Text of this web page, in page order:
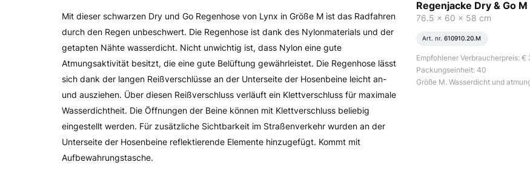
Mit dieser schwarzen Dry und Go Regenhose von Lynx in Größe M ist das Radfahren
durch den Regen unbeschwert. Die Regenhose ist dank des Nylonmaterials und der
getapten Nähte wasserdicht. Nicht unwichtig ist, dass Nylon eine gute
Atmungsaktivität besitzt, die eine gute Belüftung gewährleistet. Die Regenhose lässt
sich dank der langen Reißverschlüsse an der Unterseite der Hosenbeine leicht an-
und ausziehen. Über diesen Reißverschluss verläuft ein Klettverschluss für maximale
Wasserdichtheit. Die Öffnungen der Beine können mit Klettverschluss beliebig
eingestellt werden. Für zusätzliche Sichtbarkeit im Straßenverkehr wurden an der
Unterseite der Hosenbeine reflektierende Elemente hinzugefügt. Kommt mit
Aufbewahrungstasche.
Regenjacke Dry & Go M
76.5 x 60 x 58 cm
Art. nr. 610910.20.M
Empfohlener Verbraucherpreis: €
Packungseinheit: 40
Größe M. Wasserdicht und